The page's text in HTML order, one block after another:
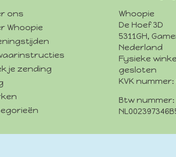
ons
Whoopie
je zending
Whoopie
De Hoef 3D
5311GH,
Nederland
Fysieke
gesloten
KVK nummer:
Btw nummer: